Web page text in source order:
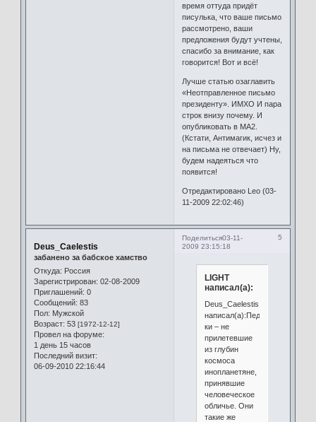
время оттуда придёт
писулька, что ваше письмо
рассмотрено, ваши
предложения будут учтены,
спасибо за внимание, как
говорится! Вот и всё!
Лучше статью озаглавить
«Неотправленное письмо
президенту». ИМХО И пара
строк внизу почему. И
опубликовать в МА2.
(Кстати, Антимагик, исчез и
на письма не отвечает) Ну,
будем надеяться что
появится!
Отредактировано Leo (03-
11-2009 22:02:46)
Поделиться 5
03-11-
2009 23:15:18
Deus_Caelestis
забанено за бабское хамство
Откуда: Россия
Зарегистрирован: 02-08-2009
Приглашений: 0
Сообщений: 83
Пол: Мужской
Возраст: 53 [1972-12-12]
Провел на форуме:
1 день 15 часов
Последний визит:
06-09-2010 22:16:44
LIGHT
написал(а):
Deus_Caelestis
написал(а):Педофилы/
ки – не
прилетевшие
из глубин
космоса
инопланетяне,
принявшие
человеческое
обличье. Они
такие же